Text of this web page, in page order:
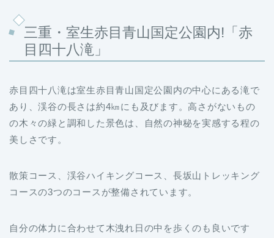
三重・室生赤目青山国定公園内!「赤
目四十八滝」
赤目四十八滝は室生赤目青山国定公園内の中心にある滝で
あり、渓谷の長さは約4㎞にも及びます。高さがないもの
の木々の緑と調和した景色は、自然の神秘を実感する程の
美しさです。
散策コース、渓谷ハイキングコース、長坂山トレッキング
コースの3つのコースが整備されています。
自分の体力に合わせて木洩れ日の中を歩くのも良いです